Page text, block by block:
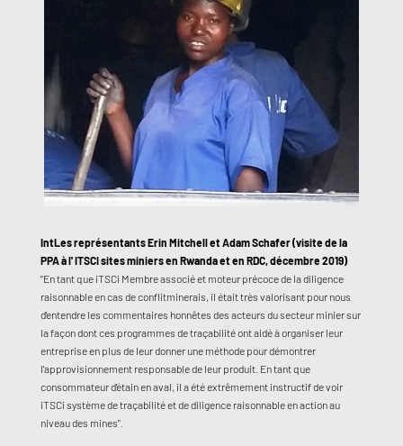
IntLes représentants Erin Mitchell et Adam Schafer (visite de la
PPA à l' ITSCI sites miniers en Rwanda et en RDC, décembre 2019)
"En tant que iTSCi Membre associé et moteur précoce de la diligence
raisonnable en cas de conflitminerais, il était très valorisant pour nous
d'entendre les commentaires honnêtes des acteurs du secteur minier sur
la façon dont ces programmes de traçabilité ont aidé à organiser leur
entreprise en plus de leur donner une méthode pour démontrer
l'approvisionnement responsable de leur produit. En tant que
consommateur d'étain en aval, il a été extrêmement instructif de voir
iTSCi système de traçabilité et de diligence raisonnable en action au
niveau des mines".